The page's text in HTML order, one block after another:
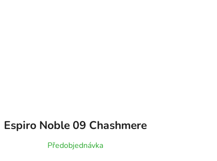
Espiro Noble 09 Chashmere
Předobjednávka